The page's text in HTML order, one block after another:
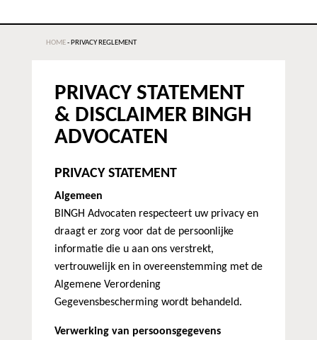
HOME- PRIVACY REGLEMENT
PRIVACY STATEMENT
& DISCLAIMER BINGH
ADVOCATEN
PRIVACY STATEMENT
Algemeen
BINGH Advocaten respecteert uw privacy en
draagt er zorg voor dat de persoonlijke
informatie die u aan ons verstrekt,
vertrouwelijk en in overeenstemming met de
Algemene Verordening
Gegevensbescherming wordt behandeld.
Verwerking van persoonsgegevens